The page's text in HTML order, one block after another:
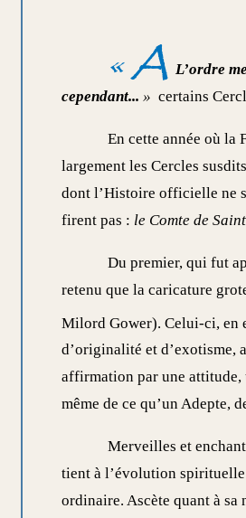
«AL’ordre
cependant... » certains
En cette année où la
largement les Cercles
dont l’Histoire officielle ne
firent pas : le Comte de
Du premier, qui fut
retenu que la caricature
Milord Gower). Celui-ci, en
d’originalité et d’exotisme,
affirmation par une attitude,
même de ce qu’un Adepte,
Merveilles et
tient à l’évolution
ordinaire. Ascète quant à